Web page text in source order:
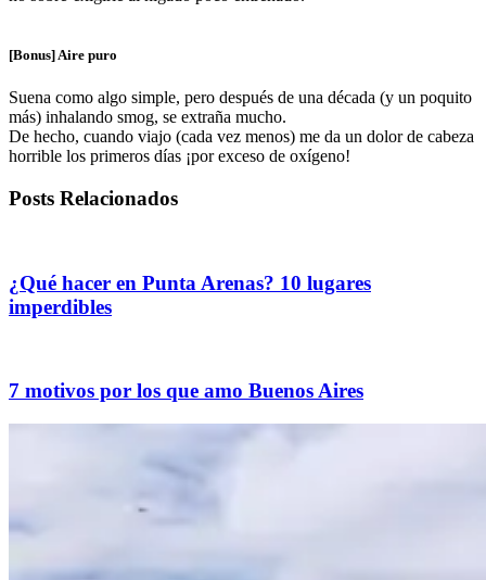
[Bonus] Aire puro
Suena como algo simple, pero después de una década (y un poquito
más) inhalando smog, se extraña mucho.
De hecho, cuando viajo (cada vez menos) me da un dolor de cabeza
horrible los primeros días ¡por exceso de oxígeno!
Posts Relacionados
¿Qué hacer en Punta Arenas? 10 lugares
imperdibles
7 motivos por los que amo Buenos Aires